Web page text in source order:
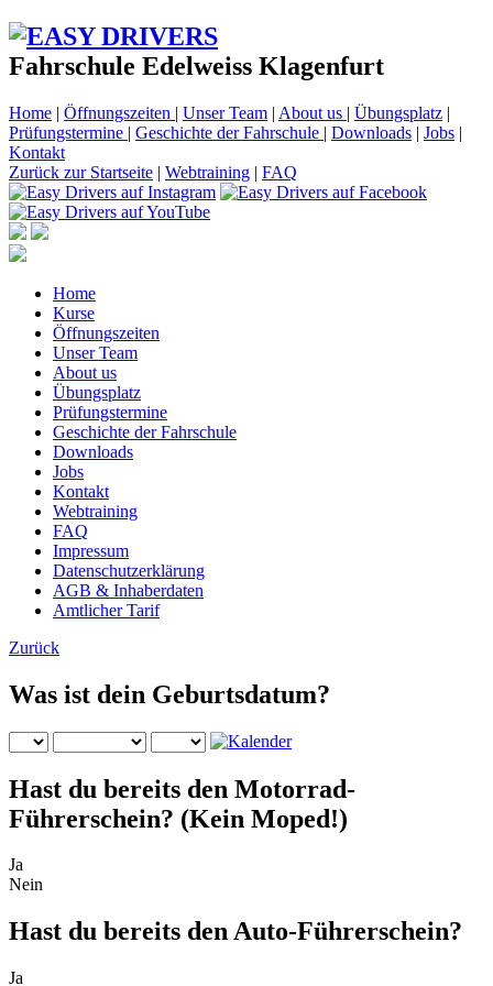
Fahrschule Edelweiss Klagenfurt
Home | Öffnungszeiten | Unser Team | About us | Übungsplatz |
Prüfungstermine | Geschichte der Fahrschule | Downloads | Jobs |
Kontakt
Zurück zur Startseite | Webtraining | FAQ
Home
Kurse
Öffnungszeiten
Unser Team
About us
Übungsplatz
Prüfungstermine
Geschichte der Fahrschule
Downloads
Jobs
Kontakt
Webtraining
FAQ
Impressum
Datenschutzerklärung
AGB & Inhaberdaten
Amtlicher Tarif
Zurück
Was ist dein Geburtsdatum?
Hast du bereits den Motorrad-
Führerschein? (Kein Moped!)
Ja
Nein
Hast du bereits den Auto-Führerschein?
Ja